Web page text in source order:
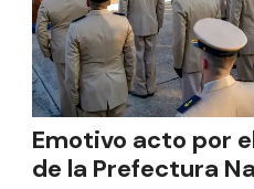
Emotivo acto por
de la Prefectura